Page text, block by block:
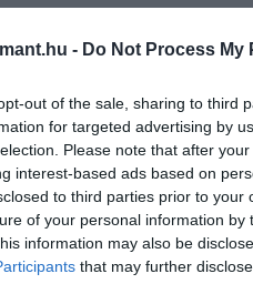
- Do Not Process
out of the sale, sharing to third
for targeted advertising by
Please note that after
interest-based ads based on
to third parties prior to
of your personal information by
information may also be
that may further